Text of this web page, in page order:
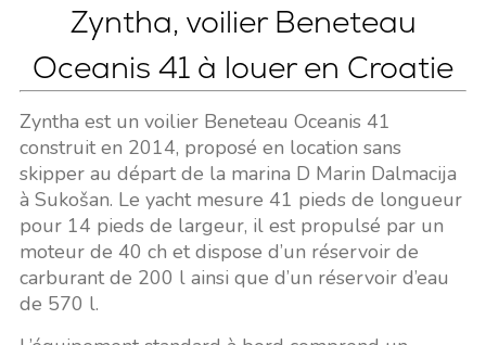
Zyntha, voilier Beneteau
Oceanis 41 à louer en Croatie
Zyntha est un voilier Beneteau Oceanis 41
construit en 2014, proposé en location sans
skipper au départ de la marina D Marin Dalmacija
à Sukošan. Le yacht mesure 41 pieds de longueur
pour 14 pieds de largeur, il est propulsé par un
moteur de 40 ch et dispose d’un réservoir de
carburant de 200 l ainsi que d’un réservoir d’eau
de 570 l.